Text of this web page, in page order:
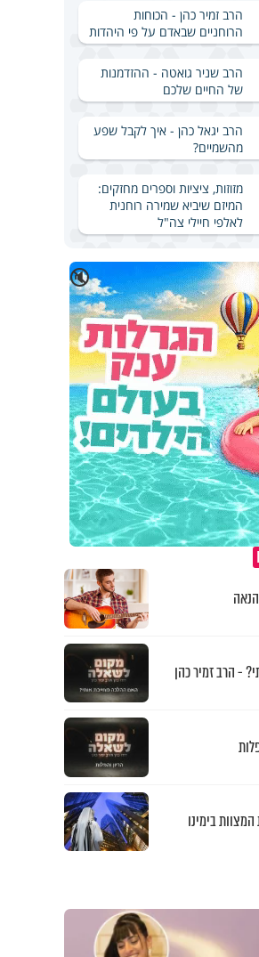
הרב זמיר כהן - הכוחות
הרוחניים שבאדם על פי היהדות
הרב שניר גואטה - ההזדמנות
של החיים שלכם
הרב יגאל כהן - איך לקבל שפע
מהשמיים?
מזוזות, ציציות וספרים מחזקים:
המיזם שיביא שמירה רוחנית
לאלפי חיילי צה"ל
🔇
- הרב זמיר כהן
בימינו